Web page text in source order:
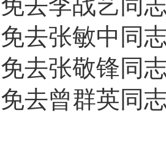
张敏中同志
张敬锋同志
曾群英同志